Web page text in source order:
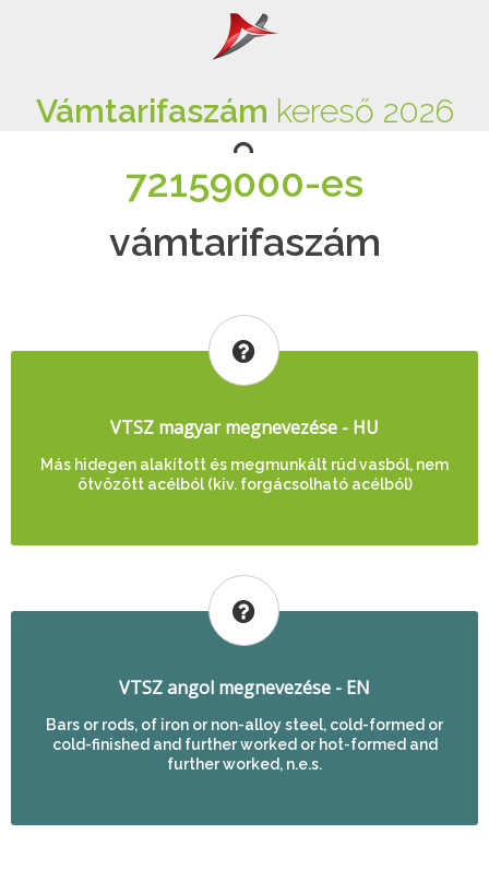
Vámtarifaszám kereső 2026
72159000-es
vámtarifaszám
VTSZ magyar megnevezése - HU
Más hidegen alakított és megmunkált rúd vasból, nem
ötvözött acélból (kiv. forgácsolható acélból)
VTSZ angol megnevezése - EN
Bars or rods, of iron or non-alloy steel, cold-formed or
cold-finished and further worked or hot-formed and
further worked, n.e.s.